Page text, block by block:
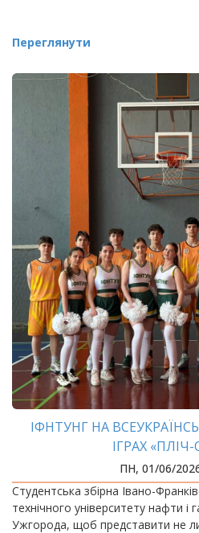
Переглянути
ІФНТУНГ НА
ІГРАХ
ПН, 01/06/
Студентська збірна Івано-
технічного університету нафти і
Ужгорода, щоб представити не